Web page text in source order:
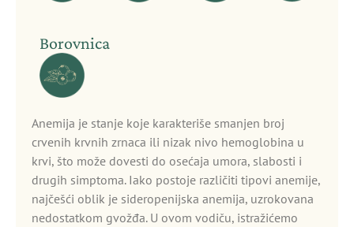
Borovnica
Anemija je stanje koje karakteriše smanjen broj
crvenih krvnih zrnaca ili nizak nivo hemoglobina u
krvi, što može dovesti do osećaja umora, slabosti i
drugih simptoma. Iako postoje različiti tipovi anemije,
najčešći oblik je sideropenijska anemija, uzrokovana
nedostatkom gvožđa. U ovom vodiču, istražićemo